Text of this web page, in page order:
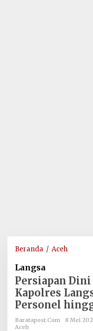
Beranda / Aceh
2024,
Langsa
Langsa
Persiapan
Kapolres
Personel
Baratapost.com
8 Mei
Aceh